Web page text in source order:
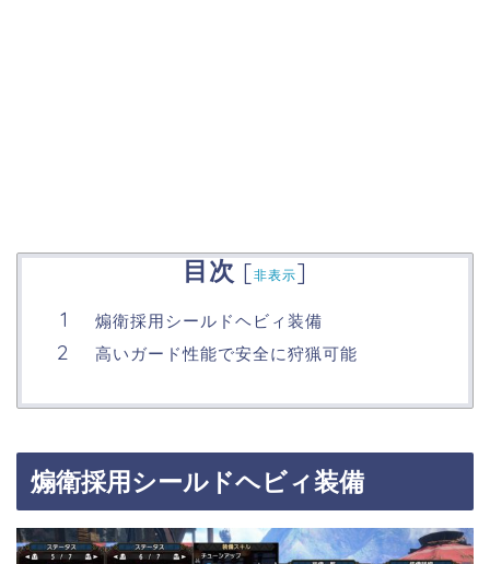
目次 [非表示]
煽衛採用シールドヘビィ装備
高いガード性能で安全に狩猟可能
煽衛採用シールドヘビィ装備